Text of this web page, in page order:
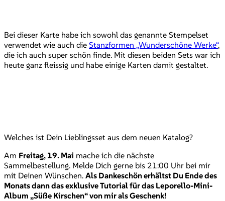
Bei dieser Karte habe ich sowohl das genannte Stempelset
verwendet wie auch die Stanzformen „Wunderschöne Werke“,
die ich auch super schön finde. Mit diesen beiden Sets war ich
heute ganz fleissig und habe einige Karten damit gestaltet.
Welches ist Dein Lieblingsset aus dem neuen Katalog?
Am Freitag, 19. Mai mache ich die nächste
Sammelbestellung. Melde Dich gerne bis 21:00 Uhr bei mir
mit Deinen Wünschen. Als Dankeschön erhältst Du Ende des
Monats dann das exklusive Tutorial für das Leporello-Mini-
Album „Süße Kirschen“ von mir als Geschenk!